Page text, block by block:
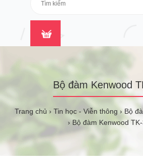
Bộ đàm Kenwood
Trang chủ Tin học - Viễn thông Bộ
Bộ đàm Kenwood